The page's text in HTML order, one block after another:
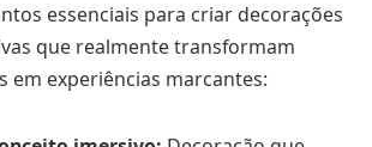
essenciais para criar decorações
que realmente transformam
em experiências marcantes: